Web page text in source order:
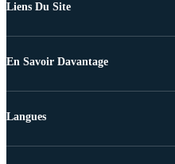
Liens Du Site
En Savoir Davantage
Langues